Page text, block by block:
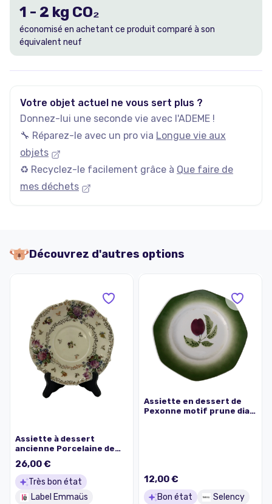
1 - 2 kg CO₂
économisé en achetant ce produit comparé à son
équivalent neuf
Votre objet actuel ne vous sert plus ?
Donnez-lui une seconde vie avec l'ADEME !
🔧 Réparez-le avec un pro via Longue vie aux
objets
♻️ Recyclez-le facilement grâce à Que faire de
mes déchets
Découvrez d'autres options
Assiette à dessert
ancienne Porcelaine de
Limoges France décor
roses dorées vintage 17,5
cm
26,00 €
Très bon état
Label Emmaüs
Assiette en dessert de
Pexonne motif prune diam
12,00 €
Bon état Selency